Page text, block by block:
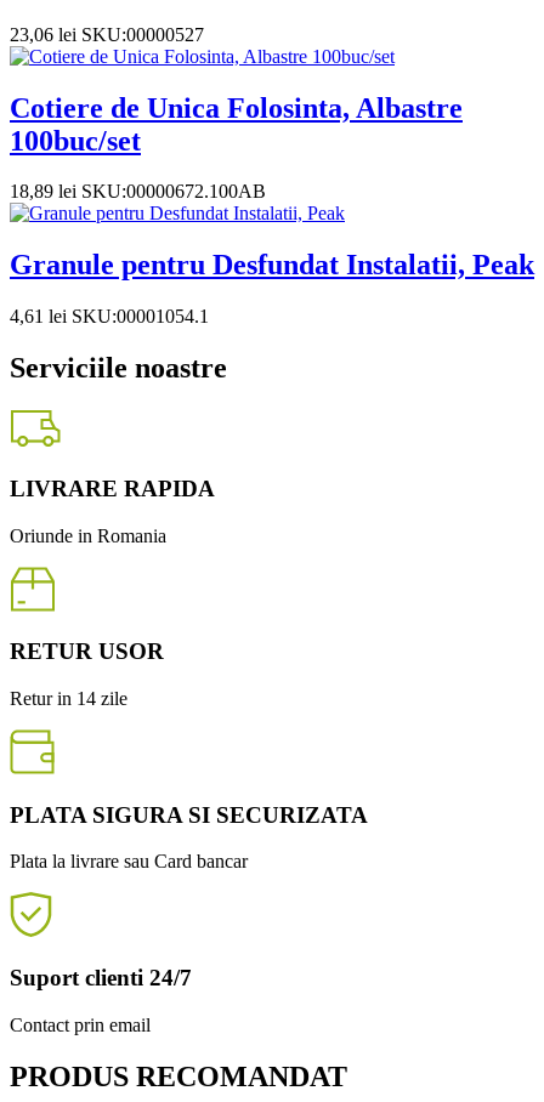
23,06 lei SKU:00000527
Cotiere de Unica Folosinta, Albastre
100buc/set
18,89 lei SKU:00000672.100AB
Granule pentru Desfundat Instalatii, Peak
4,61 lei SKU:00001054.1
Serviciile noastre
LIVRARE RAPIDA
Oriunde in Romania
RETUR USOR
Retur in 14 zile
PLATA SIGURA SI SECURIZATA
Plata la livrare sau Card bancar
Suport clienti 24/7
Contact prin email
PRODUS RECOMANDAT